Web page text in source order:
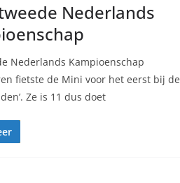
Nederlands
Nederlands Kampioenschap
fietste de Mini voor het eerst bij de
Ze is 11 dus doet